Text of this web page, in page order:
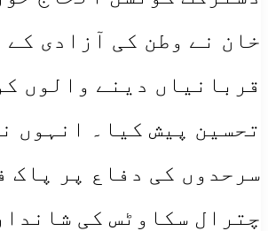
خان نے وطن کی آزادی کے
قربانیاں دینے والوں
تحسین پیش کیا۔ انہوں
سرحدوں کی دفاع پر پاک
چترال سکاوٹس کی